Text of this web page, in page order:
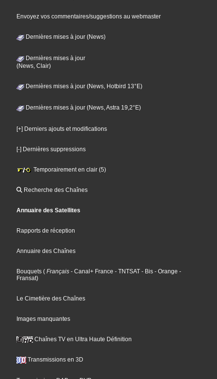
Envoyez vos commentaires/suggestions au webmaster
Dernières mises à jour (News)
Dernières mises à jour
(News, Clair)
Dernières mises à jour (News, Hotbird 13°E)
Dernières mises à jour (News, Astra 19,2°E)
[+] Derniers ajouts et modifications
[-] Dernières suppressions
Temporairement en clair (5)
Recherche des Chaînes
Annuaire des Satellites
Rapports de réception
Annuaire des Chaînes
Bouquets ( Français - Canal+ France - TNTSAT - Bis - Orange -
Fransat)
Le Cimetière des Chaînes
Images manquantes
Chaînes TV en Ultra Haute Définition
Transmissions en 3D